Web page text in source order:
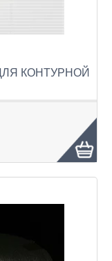
КОНТУРНОЙ